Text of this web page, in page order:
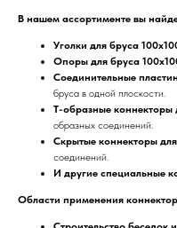
В нашем ассортименте вы
Уголки для бруса
Опоры для бруса
Соединительные
бруса в одной плоскости.
Т-образные коннекторы
образных соединений.
Скрытые коннекторы
соединений.
И другие специальные
Области применения